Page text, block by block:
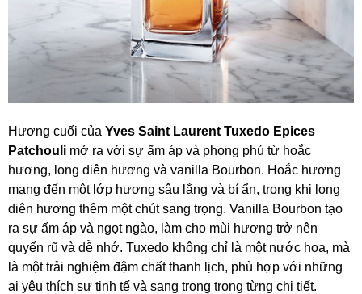
Hương cuối của Yves Saint Laurent Tuxedo Epices
Patchouli mở ra với sự ấm áp và phong phú từ hoắc
hương, long diên hương và vanilla Bourbon. Hoắc hương
mang đến một lớp hương sâu lắng và bí ẩn, trong khi long
diên hương thêm một chút sang trọng. Vanilla Bourbon tạo
ra sự ấm áp và ngọt ngào, làm cho mùi hương trở nên
quyến rũ và dễ nhớ. Tuxedo không chỉ là một nước hoa, mà
là một trải nghiệm đậm chất thanh lịch, phù hợp với những
ai yêu thích sự tinh tế và sang trọng trong từng chi tiết.